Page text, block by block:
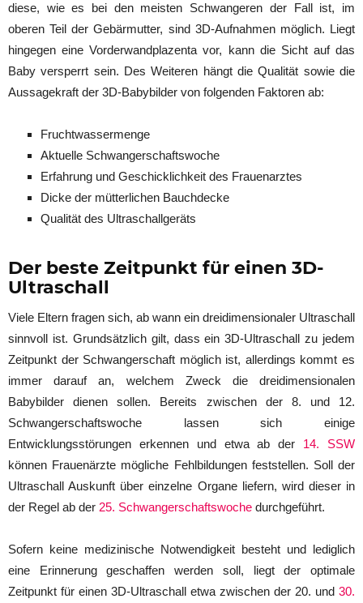
diese, wie es bei den meisten Schwangeren der Fall ist, im
oberen Teil der Gebärmutter, sind 3D-Aufnahmen möglich. Liegt
hingegen eine Vorderwandplazenta vor, kann die Sicht auf das
Baby versperrt sein. Des Weiteren hängt die Qualität sowie die
Aussagekraft der 3D-Babybilder von folgenden Faktoren ab:
Fruchtwassermenge
Aktuelle Schwangerschaftswoche
Erfahrung und Geschicklichkeit des Frauenarztes
Dicke der mütterlichen Bauchdecke
Qualität des Ultraschallgeräts
Der beste Zeitpunkt für einen 3D-
Ultraschall
Viele Eltern fragen sich, ab wann ein dreidimensionaler Ultraschall
sinnvoll ist. Grundsätzlich gilt, dass ein 3D-Ultraschall zu jedem
Zeitpunkt der Schwangerschaft möglich ist, allerdings kommt es
immer darauf an, welchem Zweck die dreidimensionalen
Babybilder dienen sollen. Bereits zwischen der 8. und 12.
Schwangerschaftswoche lassen sich einige
Entwicklungsstörungen erkennen und etwa ab der 14. SSW
können Frauenärzte mögliche Fehlbildungen feststellen. Soll der
Ultraschall Auskunft über einzelne Organe liefern, wird dieser in
der Regel ab der 25. Schwangerschaftswoche durchgeführt.
Sofern keine medizinische Notwendigkeit besteht und lediglich
eine Erinnerung geschaffen werden soll, liegt der optimale
Zeitpunkt für einen 3D-Ultraschall etwa zwischen der 20. und 30.